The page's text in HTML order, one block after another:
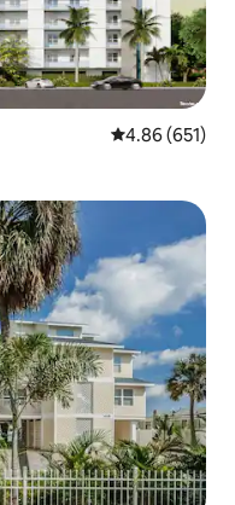
औसत रेटिंग 5 में से
4.86 (651)